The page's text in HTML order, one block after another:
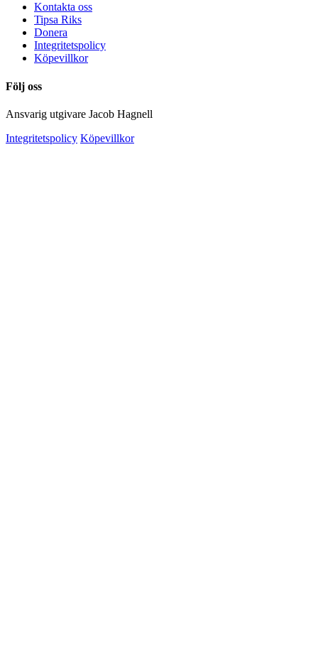
Kontakta oss
Tipsa Riks
Donera
Integritetspolicy
Köpevillkor
Följ oss
Ansvarig utgivare Jacob Hagnell
Integritetspolicy Köpevillkor